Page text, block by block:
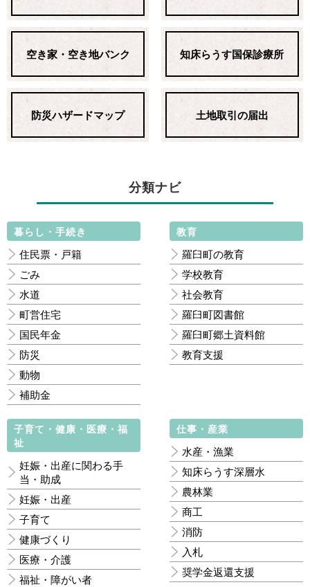
空き家・空き地バンク 知床らうす国保診療所
防災ハザードマップ 土地取引の届出
分類ナビ
暮らし・手続き
住民票・戸籍
ごみ
水道
町営住宅
国民年金
防災
動物
補助金
教育
羅臼町の教育
学校教育
社会教育
羅臼町図書館
羅臼町郷土資料館
教育支援
子育て・健康・医療・福
祉
妊娠・出産に関わる手
当・助成
妊娠・出産
子育て
健康づくり
医療・介護
福祉・障がい者
仕事・産業
水産・漁業
知床らうす深層水
農林業
商工
消防
入札
奨学金返還支援